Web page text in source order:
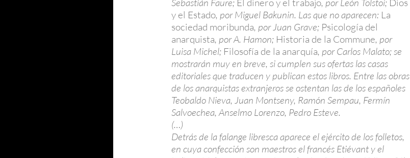
Sebastián Faure; El dinero y el trabajo, por León Tolstoi; Dios
y el Estado, por Miguel Bakunin. Las que no aparecen: La
sociedad moribunda, por Juan Grave; Psicología del
anarquista, por A. Hamon; Historia de la Commune, por
Luisa Michel; Filosofía de la anarquía, por Carlos Malato; se
mostrarán muy en breve, si cumplen sus ofertas las casas
editoriales que traducen y publican estos libros. Entre las obras
de los anarquistas extranjeros se ostentan las de los españoles
Teobaldo Nieva, Juan Montseny, Ramón Sempau, Fermín
Salvoechea, Anselmo Lorenzo, Pedro Esteve.
(…)
Detrás de la falange libresca aparece el ejército de los folletos,
en cuya confección son maestros el francés Etiévant y el